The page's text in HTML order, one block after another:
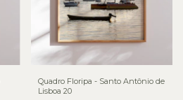
Quadro Floripa - Santo Antônio de
Lisboa 20